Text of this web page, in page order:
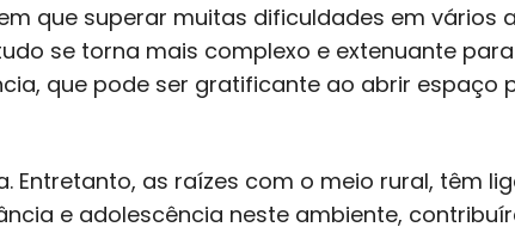
que superar muitas dificuldades em vários
se torna mais complexo e extenuante
que pode ser gratificante ao abrir espaço
as raízes com o meio rural, têm
e adolescência neste ambiente,